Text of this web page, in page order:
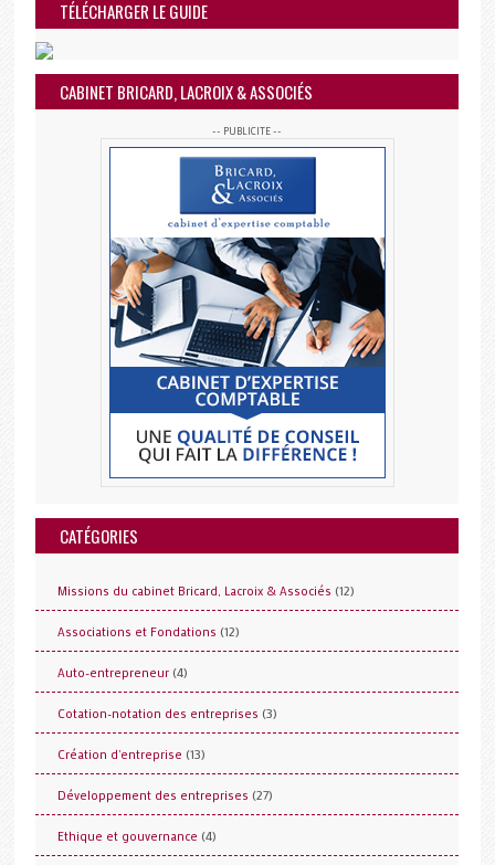
TÉLÉCHARGER LE GUIDE
CABINET BRICARD, LACROIX & ASSOCIÉS
-- PUBLICITE --
CATÉGORIES
Missions du cabinet Bricard, Lacroix & Associés (12)
Associations et Fondations (12)
Auto-entrepreneur (4)
Cotation-notation des entreprises (3)
Création d'entreprise (13)
Développement des entreprises (27)
Ethique et gouvernance (4)